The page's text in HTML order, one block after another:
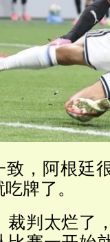
，阿根廷
牌了。
裁判太烂了